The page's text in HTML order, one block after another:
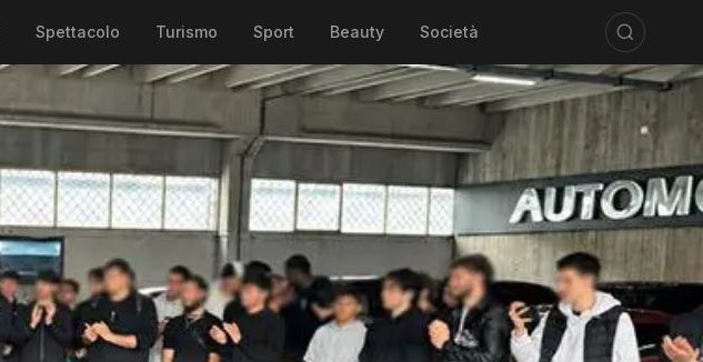
Spettacolo Turismo Sport Beauty Società